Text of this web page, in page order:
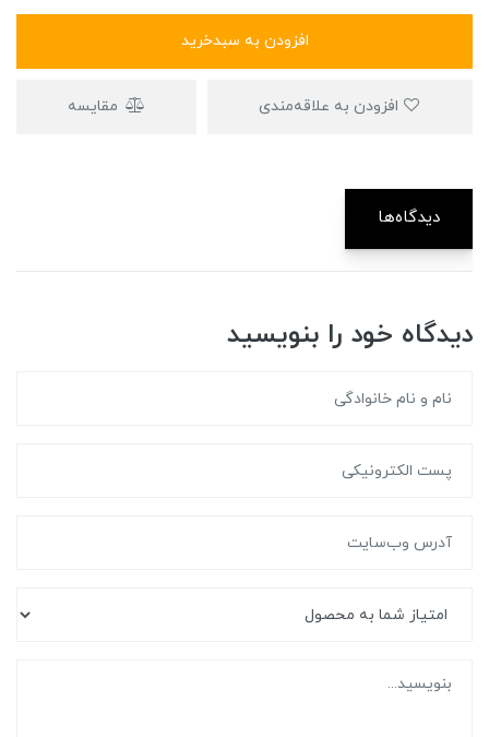
افزودن به سبدخرید
مقایسه
دیدگاه‌ها
دیدگاه خود را بنویسید